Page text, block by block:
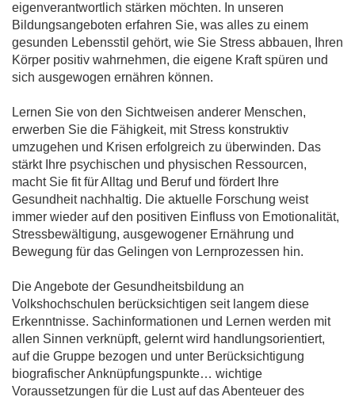
eigenverantwortlich stärken möchten. In unseren
Bildungsangeboten erfahren Sie, was alles zu einem
gesunden Lebensstil gehört, wie Sie Stress abbauen, Ihren
Körper positiv wahrnehmen, die eigene Kraft spüren und
sich ausgewogen ernähren können.
Lernen Sie von den Sichtweisen anderer Menschen,
erwerben Sie die Fähigkeit, mit Stress konstruktiv
umzugehen und Krisen erfolgreich zu überwinden. Das
stärkt Ihre psychischen und physischen Ressourcen,
macht Sie fit für Alltag und Beruf und fördert Ihre
Gesundheit nachhaltig. Die aktuelle Forschung weist
immer wieder auf den positiven Einfluss von Emotionalität,
Stressbewältigung, ausgewogener Ernährung und
Bewegung für das Gelingen von Lernprozessen hin.
Die Angebote der Gesundheitsbildung an
Volkshochschulen berücksichtigen seit langem diese
Erkenntnisse. Sachinformationen und Lernen werden mit
allen Sinnen verknüpft, gelernt wird handlungsorientiert,
auf die Gruppe bezogen und unter Berücksichtigung
biografischer Anknüpfungspunkte… wichtige
Voraussetzungen für die Lust auf das Abenteuer des